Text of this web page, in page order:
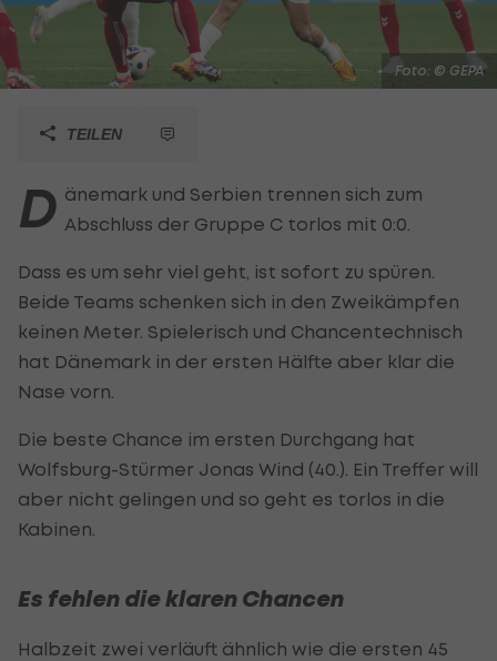
Foto: © GEPA
TEILEN
D änemark und Serbien trennen sich zum
Abschluss der Gruppe C torlos mit 0:0.
Dass es um sehr viel geht, ist sofort zu spüren.
Beide Teams schenken sich in den Zweikämpfen
keinen Meter. Spielerisch und Chancentechnisch
hat Dänemark in der ersten Hälfte aber klar die
Nase vorn.
Die beste Chance im ersten Durchgang hat
Wolfsburg-Stürmer Jonas Wind (40.). Ein Treffer will
aber nicht gelingen und so geht es torlos in die
Kabinen.
Es fehlen die klaren Chancen
Halbzeit zwei verläuft ähnlich wie die ersten 45